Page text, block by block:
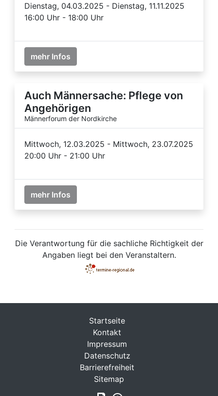
Dienstag, 04.03.2025 - Dienstag, 11.11.2025
16:00 Uhr - 18:00 Uhr
mehr Infos
Auch Männersache: Pflege von
Angehörigen
Männerforum der Nordkirche
Mittwoch, 12.03.2025 - Mittwoch, 23.07.2025
20:00 Uhr - 21:00 Uhr
mehr Infos
Die Verantwortung für die sachliche Richtigkeit der
Angaben liegt bei den Veranstaltern.
Startseite
Kontakt
Impressum
Datenschutz
Barrierefreiheit
Sitemap